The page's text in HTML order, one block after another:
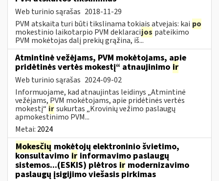
Web turinio sąrašas 2018-11-29
PVM atskaita turi būti tikslinama tokiais atvejais: kai po
mokestinio laikotarpio PVM deklaracijos pateikimo
PVM mokėtojas dalį prekių grąžina, iš...
Atmintinė vežėjams, PVM mokėtojams, apie
pridėtinės vertės mokestį“ atnaujinimo ir
Web turinio sąrašas 2024-09-02
Informuojame, kad atnaujintas leidinys „Atmintinė
vežėjams, PVM mokėtojams, apie pridėtinės vertės
mokestį“ irsukurtas „Krovinių vežimo paslaugų
apmokestinimo PVM...
Metai: 2024
Mokesčių mokėtojų elektroninio švietimo,
konsultavimo ir informavimo paslaugų
sistemos...(ESKIS) plėtros ir modernizavimo
paslaugų įsigijimo viešasis pirkimas